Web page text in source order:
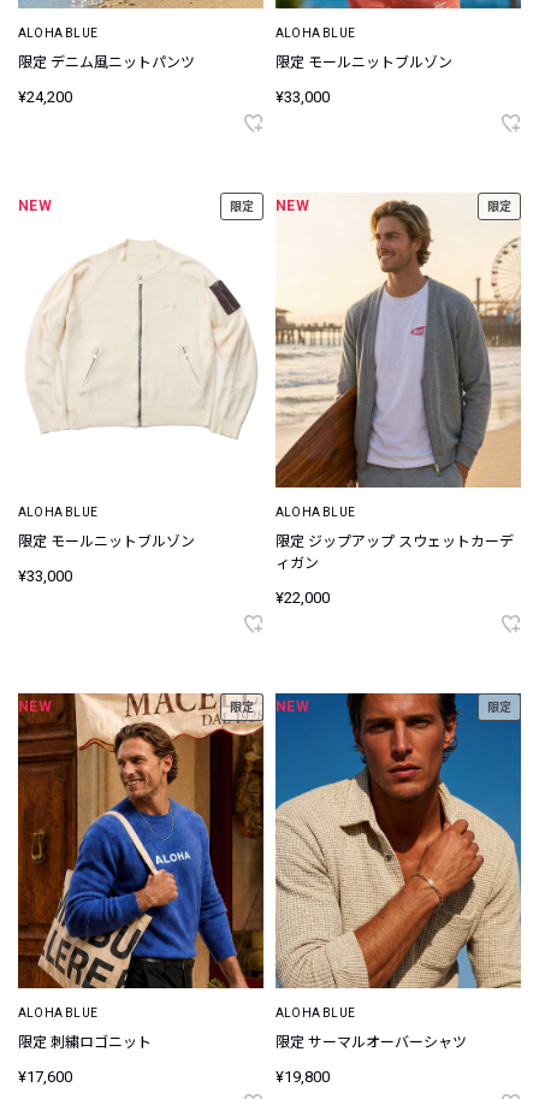
ALOHA BLUE
限定 デニム風ニットパンツ
¥24,200
ALOHA BLUE
限定 モールニットブルゾン
¥33,000
NEW 限定
ALOHA BLUE
限定 モールニットブルゾン
¥33,000
NEW 限定
ALOHA BLUE
限定 ジップアップ スウェットカーデ
ィガン
¥22,000
NEW 限定
ALOHA BLUE
限定 刺繍ロゴニット
¥17,600
NEW 限定
ALOHA BLUE
限定 サーマルオーバーシャツ
¥19,800